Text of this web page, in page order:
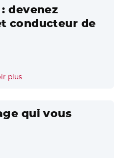
devenez
conducteur de
plus
qui vous